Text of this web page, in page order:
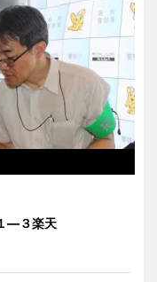
―３楽天